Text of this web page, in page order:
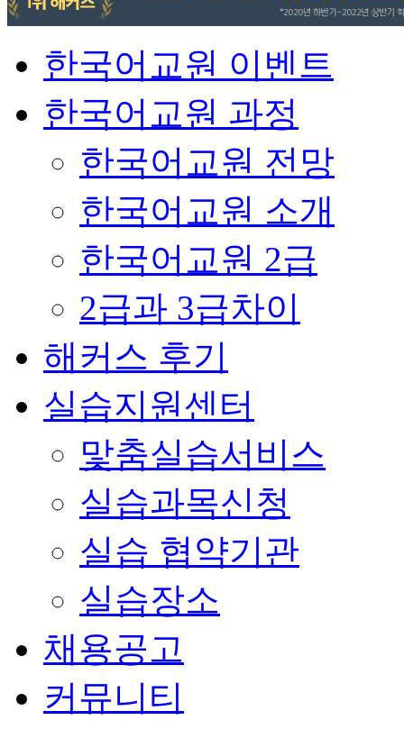
한국어교원 이벤트
한국어교원 과정
한국어교원 전망
한국어교원 소개
한국어교원 2급
2급과 3급차이
해커스 후기
실습지원센터
맟춤실습서비스
실습과목신청
실습 협약기관
실습장소
채용공고
커뮤니티